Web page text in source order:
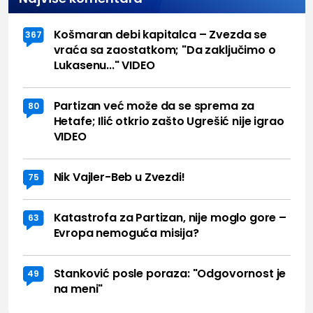
367
Košmaran debi kapitalca – Zvezda se
vraća sa zaostatkom; "Da zaključimo o
Lukasenu..." VIDEO
80
Partizan već može da se sprema za
Hetafe; Ilić otkrio zašto Ugrešić nije igrao
VIDEO
75 Nik Vajler-Beb u Zvezdi!
63
Katastrofa za Partizan, nije moglo gore –
Evropa nemoguća misija?
49
Stanković posle poraza: "Odgovornost je
na meni"